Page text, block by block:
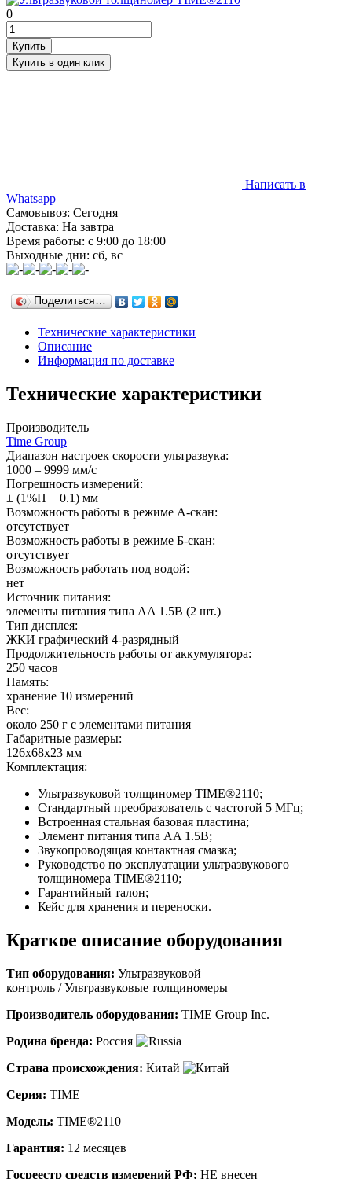
0
Написать в
Whatsapp
Самовывоз: Сегодня
Доставка: На завтра
Время работы: с 9:00 до 18:00
Выходные дни: сб, вс
Поделиться…
Технические характеристики
Описание
Информация по доставке
Технические характеристики
Производитель
Time Group
Диапазон настроек скорости ультразвука:
1000 – 9999 мм/с
Погрешность измерений:
± (1%Н + 0.1) мм
Возможность работы в режиме А-скан:
отсутствует
Возможность работы в режиме Б-скан:
отсутствует
Возможность работать под водой:
нет
Источник питания:
элементы питания типа AA 1.5В (2 шт.)
Тип дисплея:
ЖКИ графический 4-разрядный
Продолжительность работы от аккумулятора:
250 часов
Память:
хранение 10 измерений
Вес:
около 250 г с элементами питания
Габаритные размеры:
126x68x23 мм
Комплектация:
Ультразвуковой толщиномер TIME®2110;
Стандартный преобразователь с частотой 5 МГц;
Встроенная стальная базовая пластина;
Элемент питания типа AA 1.5В;
Звукопроводящая контактная смазка;
Руководство по эксплуатации ультразвукового
толщиномера TIME®2110;
Гарантийный талон;
Кейс для хранения и переноски.
Краткое описание оборудования
Тип оборудования: Ультразвуковой
контроль / Ультразвуковые толщиномеры
Производитель оборудования: TIME Group Inc.
Родина бренда: Россия
Страна происхождения: Китай
Серия: TIME
Модель: TIME®2110
Гарантия: 12 месяцев
Госреестр средств измерений РФ: НЕ внесен